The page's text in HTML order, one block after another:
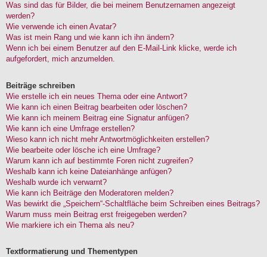
Was sind das für Bilder, die bei meinem Benutzernamen angezeigt
werden?
Wie verwende ich einen Avatar?
Was ist mein Rang und wie kann ich ihn ändern?
Wenn ich bei einem Benutzer auf den E-Mail-Link klicke, werde ich
aufgefordert, mich anzumelden.
Beiträge schreiben
Wie erstelle ich ein neues Thema oder eine Antwort?
Wie kann ich einen Beitrag bearbeiten oder löschen?
Wie kann ich meinem Beitrag eine Signatur anfügen?
Wie kann ich eine Umfrage erstellen?
Wieso kann ich nicht mehr Antwortmöglichkeiten erstellen?
Wie bearbeite oder lösche ich eine Umfrage?
Warum kann ich auf bestimmte Foren nicht zugreifen?
Weshalb kann ich keine Dateianhänge anfügen?
Weshalb wurde ich verwarnt?
Wie kann ich Beiträge den Moderatoren melden?
Was bewirkt die „Speichern“-Schaltfläche beim Schreiben eines Beitrags?
Warum muss mein Beitrag erst freigegeben werden?
Wie markiere ich ein Thema als neu?
Textformatierung und Thementypen